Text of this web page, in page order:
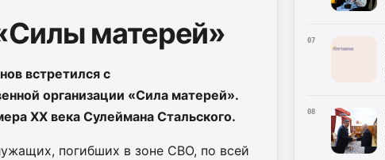
матерей»
встретился с
организации «Сила матерей».
XX века Сулеймана Стальского.
погибших в зоне СВО, по всей
07
08